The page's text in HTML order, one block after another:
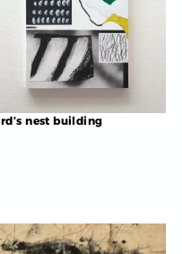
nest building